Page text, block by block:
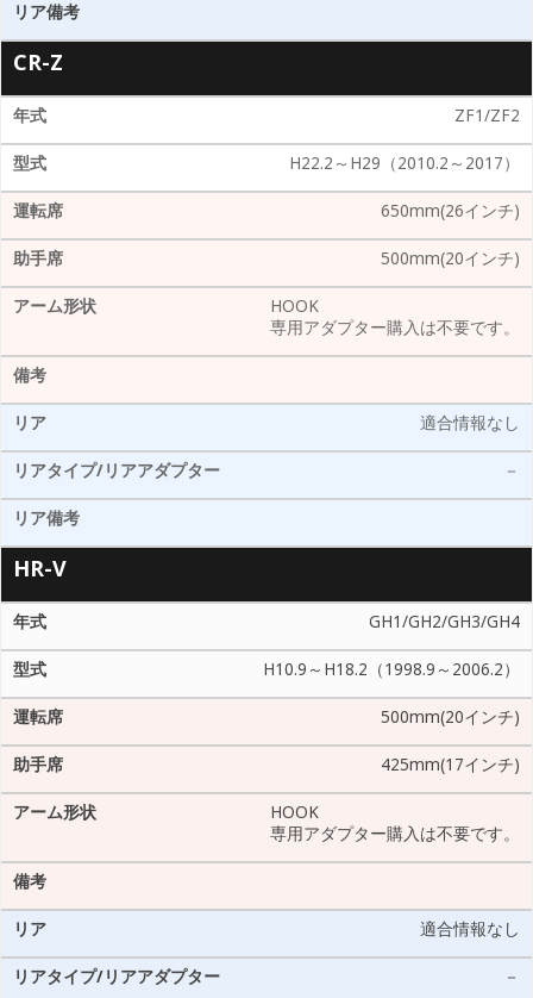
CR-Z
ZF1/ZF2
H22.2～H29（2010.2～2017）
650mm(26インチ)
500mm(20インチ)
HOOK
専用アダプター購入は不要です。
適合情報なし
－
HR-V
GH1/GH2/GH3/GH4
H10.9～H18.2（1998.9～2006.2）
500mm(20インチ)
425mm(17インチ)
HOOK
専用アダプター購入は不要です。
適合情報なし
－